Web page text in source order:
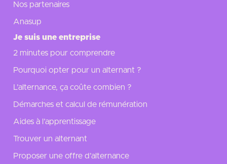
Nos partenaires
Anasup
Je suis une entreprise
2 minutes pour comprendre
Pourquoi opter pour un alternant ?
L’alternance, ça coûte combien ?
Démarches et calcul de rémunération
Aides à l’apprentissage
Trouver un alternant
Proposer une offre d’alternance